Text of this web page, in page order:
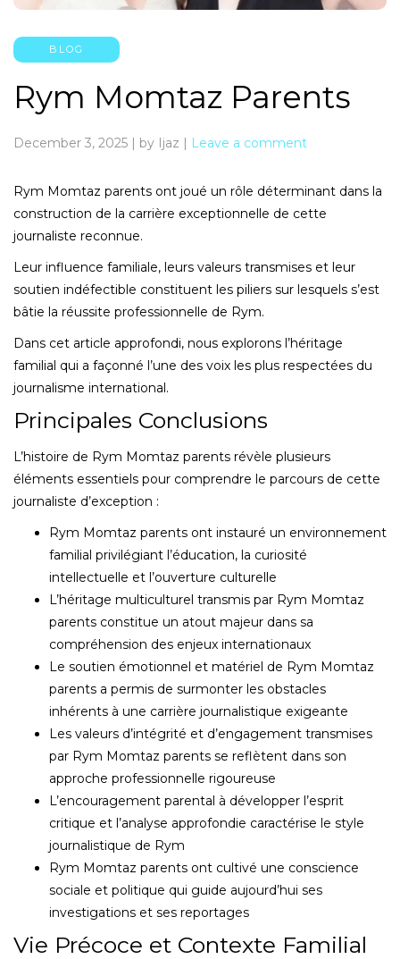
BLOG
Rym Momtaz Parents
December 3, 2025 | by Ijaz | Leave a comment
Rym Momtaz parents ont joué un rôle déterminant dans la
construction de la carrière exceptionnelle de cette
journaliste reconnue.
Leur influence familiale, leurs valeurs transmises et leur
soutien indéfectible constituent les piliers sur lesquels s’est
bâtie la réussite professionnelle de Rym.
Dans cet article approfondi, nous explorons l’héritage
familial qui a façonné l’une des voix les plus respectées du
journalisme international.
Principales Conclusions
L’histoire de Rym Momtaz parents révèle plusieurs
éléments essentiels pour comprendre le parcours de cette
journaliste d’exception :
Rym Momtaz parents ont instauré un environnement
familial privilégiant l’éducation, la curiosité
intellectuelle et l’ouverture culturelle
L’héritage multiculturel transmis par Rym Momtaz
parents constitue un atout majeur dans sa
compréhension des enjeux internationaux
Le soutien émotionnel et matériel de Rym Momtaz
parents a permis de surmonter les obstacles
inhérents à une carrière journalistique exigeante
Les valeurs d’intégrité et d’engagement transmises
par Rym Momtaz parents se reflètent dans son
approche professionnelle rigoureuse
L’encouragement parental à développer l’esprit
critique et l’analyse approfondie caractérise le style
journalistique de Rym
Rym Momtaz parents ont cultivé une conscience
sociale et politique qui guide aujourd’hui ses
investigations et ses reportages
Vie Précoce et Contexte Familial